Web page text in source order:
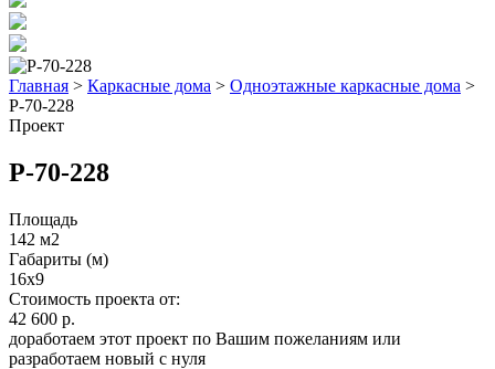
Главная > Каркасные дома > Одноэтажные каркасные дома >
Р-70-228
Проект
Р-70-228
Площадь
142 м2
Габариты (м)
16x9
Стоимость проекта от:
42 600 р.
доработаем этот проект по Вашим пожеланиям или
разработаем новый с нуля